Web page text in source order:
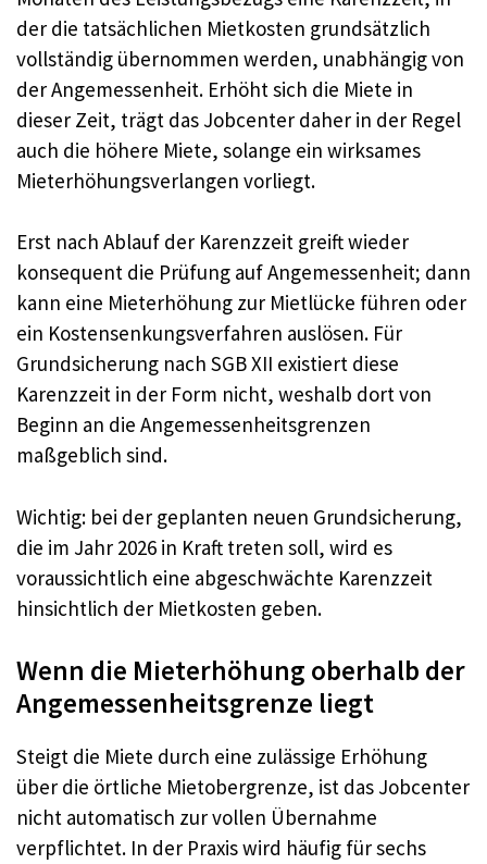
der die tatsächlichen Mietkosten grundsätzlich
vollständig übernommen werden, unabhängig von
der Angemessenheit. Erhöht sich die Miete in
dieser Zeit, trägt das Jobcenter daher in der Regel
auch die höhere Miete, solange ein wirksames
Mieterhöhungsverlangen vorliegt.
Erst nach Ablauf der Karenzzeit greift wieder
konsequent die Prüfung auf Angemessenheit; dann
kann eine Mieterhöhung zur Mietlücke führen oder
ein Kostensenkungsverfahren auslösen. Für
Grundsicherung nach SGB XII existiert diese
Karenzzeit in der Form nicht, weshalb dort von
Beginn an die Angemessenheitsgrenzen
maßgeblich sind.
Wichtig: bei der geplanten neuen Grundsicherung,
die im Jahr 2026 in Kraft treten soll, wird es
voraussichtlich eine abgeschwächte Karenzzeit
hinsichtlich der Mietkosten geben.
Wenn die Mieterhöhung oberhalb der
Angemessenheitsgrenze liegt
Steigt die Miete durch eine zulässige Erhöhung
über die örtliche Mietobergrenze, ist das Jobcenter
nicht automatisch zur vollen Übernahme
verpflichtet. In der Praxis wird häufig für sechs